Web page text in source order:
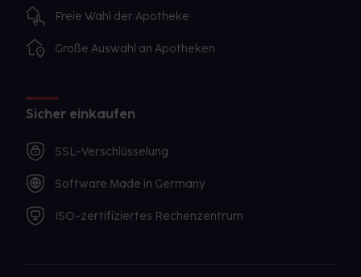
Freie Wahl der Apotheke
Große Auswahl an Apotheken
Sicher einkaufen
SSL-Verschlüsselung
Software Made in Germany
ISO-zertifiziertes Rechenzentrum